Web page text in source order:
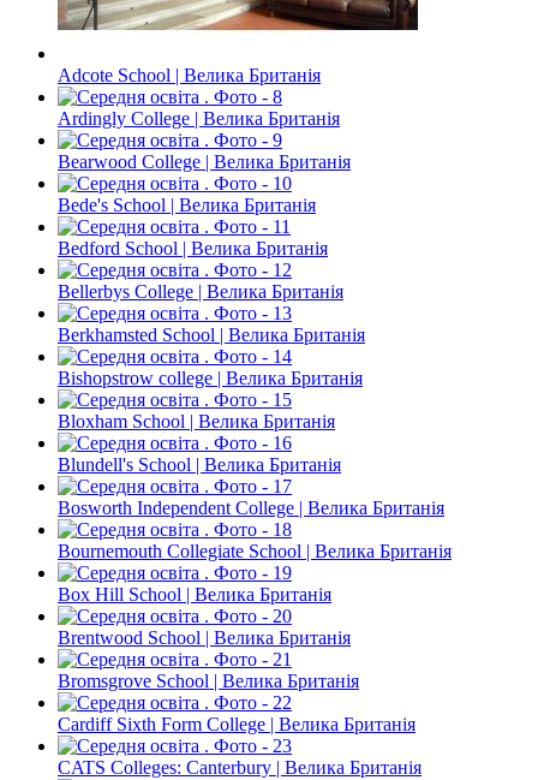
Adcote School | Велика Британія
Ardingly College | Велика Британія
Bearwood College | Велика Британія
Bede's School | Велика Британія
Bedford School | Велика Британія
Bellerbys College | Велика Британія
Berkhamsted School | Велика Британія
Bishopstrow college | Велика Британія
Bloxham School | Велика Британія
Blundell's School | Велика Британія
Bosworth Independent College | Велика Британія
Bournemouth Collegiate School | Велика Британія
Box Hill School | Велика Британія
Brentwood School | Велика Британія
Bromsgrove School | Велика Британія
Cardiff Sixth Form College | Велика Британія
CATS Colleges: Canterbury | Велика Британія